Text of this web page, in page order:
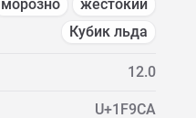
морозно
жестокий
Кубик льда
12.0
U+1F9CA